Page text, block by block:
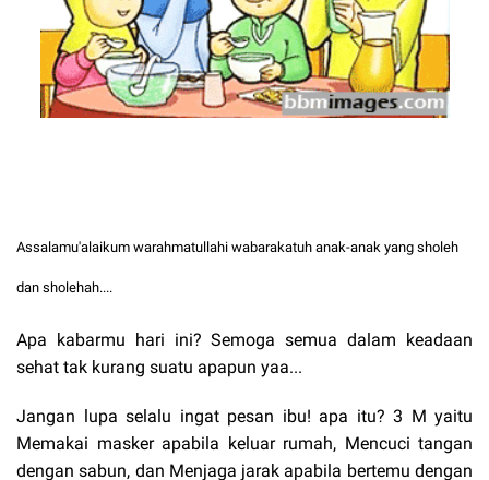
Assalamu'alaikum warahmatullahi wabarakatuh anak-anak yang sholeh
dan sholehah....
Apa kabarmu hari ini? Semoga semua dalam keadaan
sehat tak kurang suatu apapun yaa...
Jangan lupa selalu ingat pesan ibu! apa itu? 3 M yaitu
Memakai masker apabila keluar rumah, Mencuci tangan
dengan sabun, dan Menjaga jarak apabila bertemu dengan